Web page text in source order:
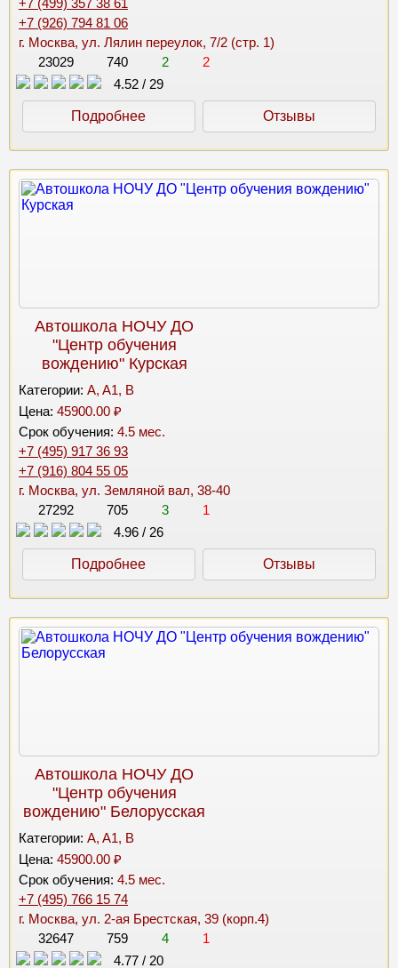
+7 (499) 357 38 61
+7 (926) 794 81 06
г. Москва, ул. Лялин переулок, 7/2 (стр. 1)
23029
740 2
2
4.52 / 29
Подробнее Отзывы
Автошкола НОЧУ ДО
"Центр обучения
вождению" Курская
Категории: A, A1, B
Цена: 45900.00 ₽
Срок обучения: 4.5 мес.
+7 (495) 917 36 93
+7 (916) 804 55 05
г. Москва, ул. Земляной вал, 38-40
27292
705 3
1
4.96 / 26
Подробнее Отзывы
Автошкола НОЧУ ДО
"Центр обучения
вождению" Белорусская
Категории: A, A1, B
Цена: 45900.00 ₽
Срок обучения: 4.5 мес.
+7 (495) 766 15 74
г. Москва, ул. 2-ая Брестская, 39 (корп.4)
32647
759 4
1
4.77 / 20